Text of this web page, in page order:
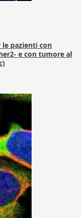
pazienti con
e con tumore al